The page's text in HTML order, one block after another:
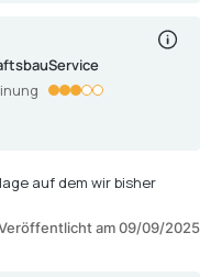
Service
auf dem wir bisher
am 09/09/2025